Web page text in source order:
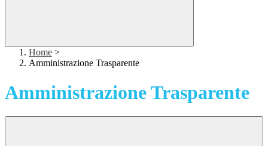
Home >
Amministrazione Trasparente
Amministrazione Trasparente